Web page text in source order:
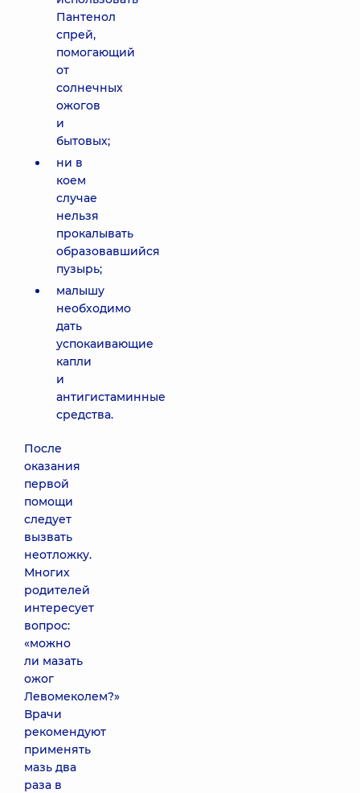
Пантенол
спрей,
помогающий
от
солнечных
ожогов
и
бытовых;
ни в
коем
случае
нельзя
прокалывать
образовавшийся
пузырь;
малышу
необходимо
дать
успокаивающие
капли
и
антигистаминные
средства.
После
оказания
первой
помощи
следует
вызвать
неотложку.
Многих
родителей
интересует
вопрос:
«можно
ли мазать
ожог
Левомеколем?»
Врачи
рекомендуют
применять
мазь два
раза в